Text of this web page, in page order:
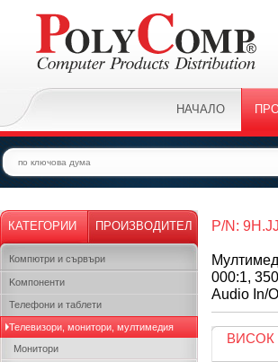
НАЧАЛО
КАТЕГОРИИ ПРОИЗВОДИТЕЛ
Компютри и сървъри
Kомпоненти
Телефони и таблети
Телевизори, монитори, мултимедия
Монитори
P/N:
000:1,
Audio In/
ВИСОК